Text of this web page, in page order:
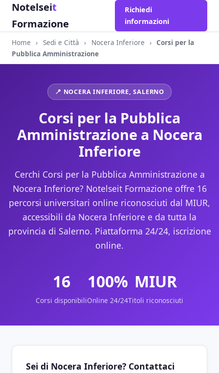
Notelseit
Formazione
Richiedi
informazioni
Home › Sedi e Città › Nocera Inferiore › Corsi per la
Pubblica Amministrazione
📍 NOCERA INFERIORE, SALERNO
Corsi per la Pubblica
Amministrazione a Nocera
Inferiore
Cerchi Corsi per la Pubblica Amministrazione a
Nocera Inferiore? Notelseit Formazione offre 16
percorsi universitari online riconosciuti dal MIUR,
accessibili da Nocera Inferiore e da tutta la
provincia di Salerno. Piattaforma 24/24, iscrizione
online.
16
Corsi disponibili
100%
Online 24/24
MIUR
Titoli riconosciuti
Sei di Nocera Inferiore? Contattaci